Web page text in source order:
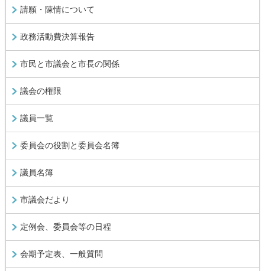
請願・陳情について
政務活動費決算報告
市民と市議会と市長の関係
議会の権限
議員一覧
委員会の役割と委員会名簿
議員名簿
市議会だより
定例会、委員会等の日程
会期予定表、一般質問